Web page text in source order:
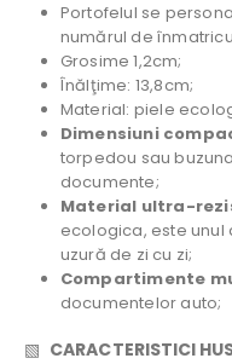
Portofelul se
numărul de
Grosime 1,2cm;
Înălţime: 13,8cm;
Material: piele
Dimensiuni
torpedou sau
documente;
Material ultra-
ecologica, este
uzură de zi cu zi;
Compartimente
documentelor auto;
▧ CARACTERISTICI